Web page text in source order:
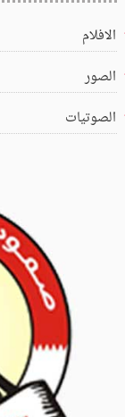
الافلام
الصور
الصوتيات